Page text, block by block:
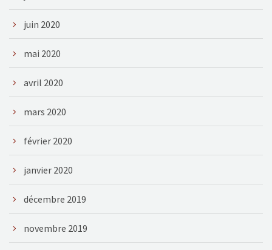
juin 2020
mai 2020
avril 2020
mars 2020
février 2020
janvier 2020
décembre 2019
novembre 2019